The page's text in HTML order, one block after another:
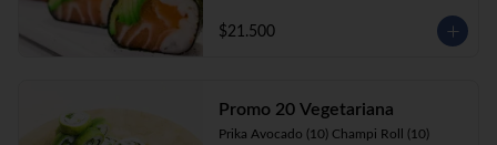
Sake Ebi (8) Camarón, salmón, queso
crema y cebollín envuelto en palta.
$21.500
Promo 20 Vegetariana
Prika Avocado (10) Champi Roll (10)